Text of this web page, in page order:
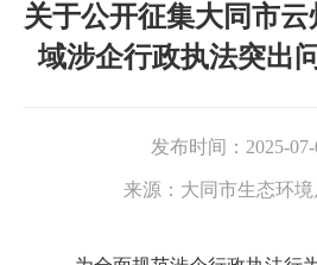
关于公开征集大同市
域涉企行政执法突出
发布时间： 2025-
来源： 大同市生态环